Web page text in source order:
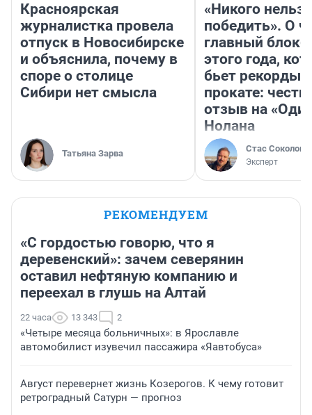
Красноярская
журналистка провела
отпуск в Новосибирске
и объяснила, почему в
споре о столице
Сибири нет смысла
Татьяна Зарва
«Никого нельзя
победить». О
главный
этого года,
бьет рекорды в
прокате:
отзыв на
Нолана
Стас Соколов
Эксперт
РЕКОМЕНДУЕМ
«С гордостью говорю, что я
деревенский»: зачем северянин
оставил нефтяную компанию и
переехал в глушь на Алтай
22 часа 13 343 2
«Четыре месяца больничных»: в Ярославле
автомобилист изувечил пассажира «Яавтобуса»
Август перевернет жизнь Козерогов. К чему готовит
ретроградный Сатурн — прогноз